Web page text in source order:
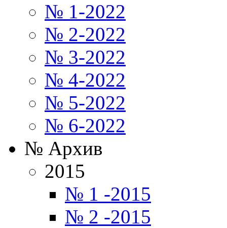
№ 1-2022
№ 2-2022
№ 3-2022
№ 4-2022
№ 5-2022
№ 6-2022
№ Архив
2015
№ 1 -2015
№ 2 -2015